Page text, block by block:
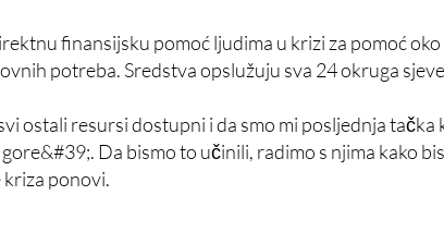
finansijsku pomoć ljudima u krizi za pomoć
potreba. Sredstva opslužuju sva 24 okruga
ostali resursi dostupni i da smo mi posljednja tačka
Da bismo to učinili, radimo s njima kako
kriza ponovi.